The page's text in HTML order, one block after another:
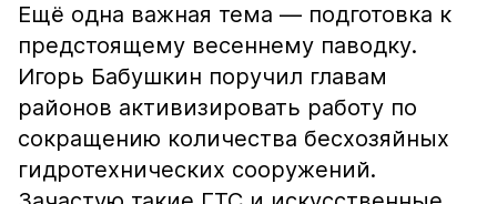
Ещё одна важная тема — подготовка к
предстоящему весеннему паводку.
Игорь Бабушкин поручил главам
районов активизировать работу по
сокращению количества бесхозяйных
гидротехнических сооружений.